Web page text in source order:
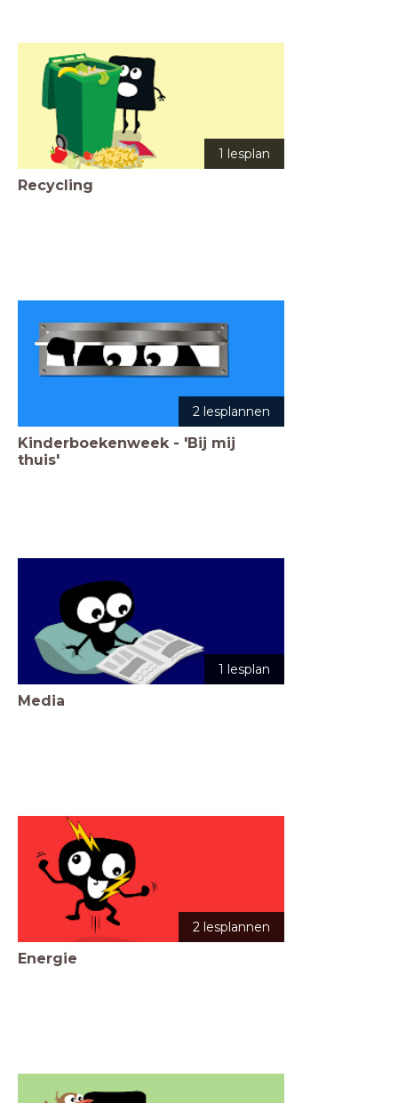
1 lesplan
Recycling
2 lesplannen
Kinderboekenweek - 'Bij mij
thuis'
1 lesplan
Media
2 lesplannen
Energie